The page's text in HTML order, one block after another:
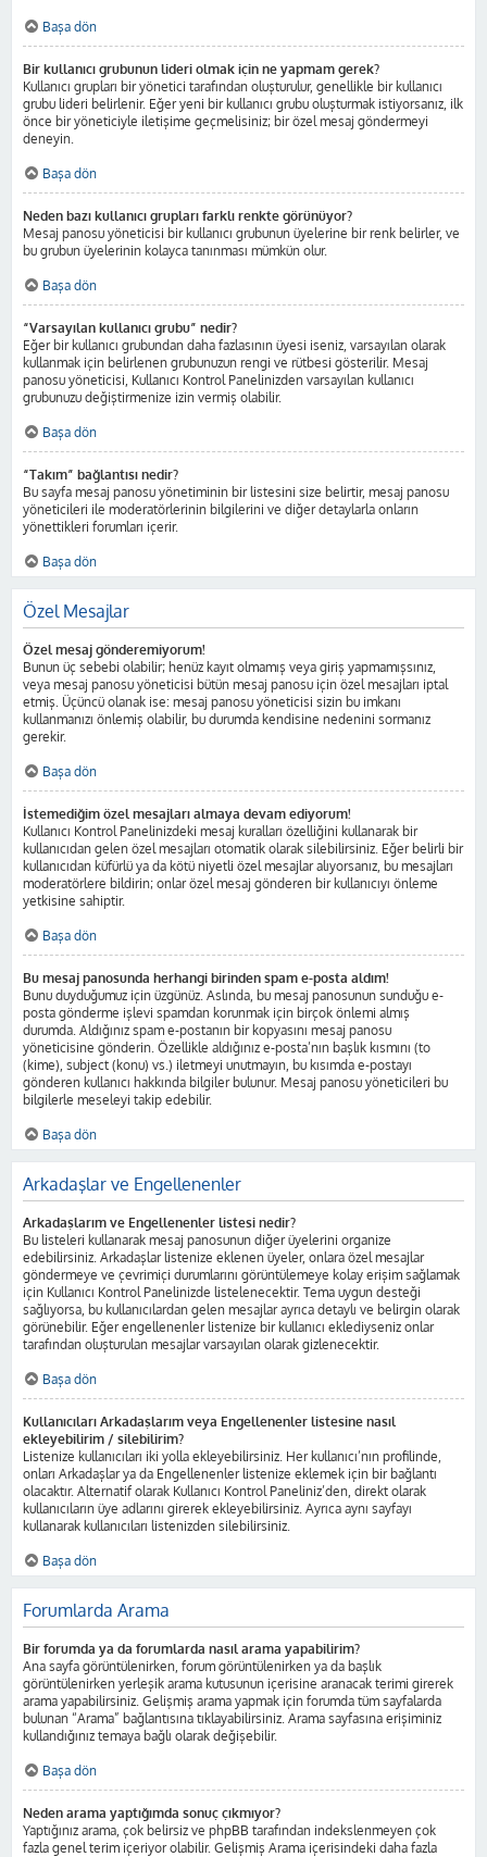
Başa dön
Bir kullanıcı grubunun lideri olmak için ne yapmam gerek?
Kullanıcı grupları bir yönetici tarafından oluşturulur, genellikle bir kullanıcı
grubu lideri belirlenir. Eğer yeni bir kullanıcı grubu oluşturmak istiyorsanız, ilk
önce bir yöneticiyle iletişime geçmelisiniz; bir özel mesaj göndermeyi
deneyin.
Başa dön
Neden bazı kullanıcı grupları farklı renkte görünüyor?
Mesaj panosu yöneticisi bir kullanıcı grubunun üyelerine bir renk belirler, ve
bu grubun üyelerinin kolayca tanınması mümkün olur.
Başa dön
“Varsayılan kullanıcı grubu” nedir?
Eğer bir kullanıcı grubundan daha fazlasının üyesi iseniz, varsayılan olarak
kullanmak için belirlenen grubunuzun rengi ve rütbesi gösterilir. Mesaj
panosu yöneticisi, Kullanıcı Kontrol Panelinizden varsayılan kullanıcı
grubunuzu değiştirmenize izin vermiş olabilir.
Başa dön
“Takım” bağlantısı nedir?
Bu sayfa mesaj panosu yönetiminin bir listesini size belirtir, mesaj panosu
yöneticileri ile moderatörlerinin bilgilerini ve diğer detaylarla onların
yönettikleri forumları içerir.
Başa dön
Özel Mesajlar
Özel mesaj gönderemiyorum!
Bunun üç sebebi olabilir; henüz kayıt olmamış veya giriş yapmamışsınız,
veya mesaj panosu yöneticisi bütün mesaj panosu için özel mesajları iptal
etmiş. Üçüncü olanak ise: mesaj panosu yöneticisi sizin bu imkanı
kullanmanızı önlemiş olabilir, bu durumda kendisine nedenini sormanız
gerekir.
Başa dön
İstemediğim özel mesajları almaya devam ediyorum!
Kullanıcı Kontrol Panelinizdeki mesaj kuralları özelliğini kullanarak bir
kullanıcıdan gelen özel mesajları otomatik olarak silebilirsiniz. Eğer belirli bir
kullanıcıdan küfürlü ya da kötü niyetli özel mesajlar alıyorsanız, bu mesajları
moderatörlere bildirin; onlar özel mesaj gönderen bir kullanıcıyı önleme
yetkisine sahiptir.
Başa dön
Bu mesaj panosunda herhangi birinden spam e-posta aldım!
Bunu duyduğumuz için üzgünüz. Aslında, bu mesaj panosunun sunduğu e-
posta gönderme işlevi spamdan korunmak için birçok önlemi almış
durumda. Aldığınız spam e-postanın bir kopyasını mesaj panosu
yöneticisine gönderin. Özellikle aldığınız e-posta’nın başlık kısmını (to
(kime), subject (konu) vs.) iletmeyi unutmayın, bu kısımda e-postayı
gönderen kullanıcı hakkında bilgiler bulunur. Mesaj panosu yöneticileri bu
bilgilerle meseleyi takip edebilir.
Başa dön
Arkadaşlar ve Engellenenler
Arkadaşlarım ve Engellenenler listesi nedir?
Bu listeleri kullanarak mesaj panosunun diğer üyelerini organize
edebilirsiniz. Arkadaşlar listenize eklenen üyeler, onlara özel mesajlar
göndermeye ve çevrimiçi durumlarını görüntülemeye kolay erişim sağlamak
için Kullanıcı Kontrol Panelinizde listelenecektir. Tema uygun desteği
sağlıyorsa, bu kullanıcılardan gelen mesajlar ayrıca detaylı ve belirgin olarak
görünebilir. Eğer engellenenler listenize bir kullanıcı eklediyseniz onlar
tarafından oluşturulan mesajlar varsayılan olarak gizlenecektir.
Başa dön
Kullanıcıları Arkadaşlarım veya Engellenenler listesine nasıl
ekleyebilirim / silebilirim?
Listenize kullanıcıları iki yolla ekleyebilirsiniz. Her kullanıcı’nın profilinde,
onları Arkadaşlar ya da Engellenenler listenize eklemek için bir bağlantı
olacaktır. Alternatif olarak Kullanıcı Kontrol Paneliniz’den, direkt olarak
kullanıcıların üye adlarını girerek ekleyebilirsiniz. Ayrıca aynı sayfayı
kullanarak kullanıcıları listenizden silebilirsiniz.
Başa dön
Forumlarda Arama
Bir forumda ya da forumlarda nasıl arama yapabilirim?
Ana sayfa görüntülenirken, forum görüntülenirken ya da başlık
görüntülenirken yerleşik arama kutusunun içerisine aranacak terimi girerek
arama yapabilirsiniz. Gelişmiş arama yapmak için forumda tüm sayfalarda
bulunan “Arama” bağlantısına tıklayabilirsiniz. Arama sayfasına erişiminiz
kullandığınız temaya bağlı olarak değişebilir.
Başa dön
Neden arama yaptığımda sonuç çıkmıyor?
Yaptığınız arama, çok belirsiz ve phpBB tarafından indekslenmeyen çok
fazla genel terim içeriyor olabilir. Gelişmiş Arama içerisindeki daha fazla